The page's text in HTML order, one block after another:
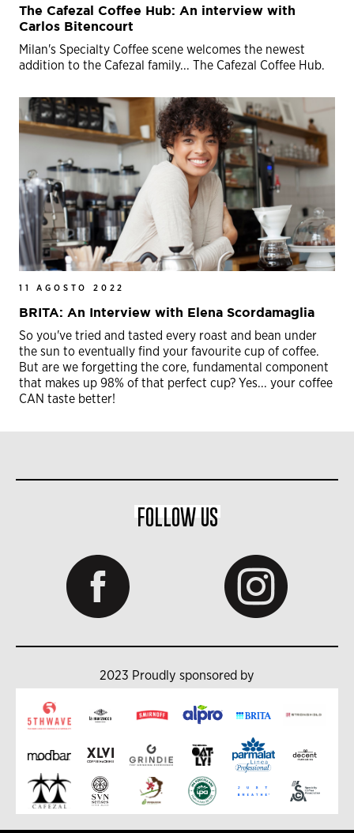
The Cafezal Coffee Hub: An interview with
Carlos Bitencourt
Milan's Specialty Coffee scene welcomes the newest
addition to the Cafezal family... The Cafezal Coffee Hub.
11 AGOSTO 2022
BRITA: An Interview with Elena Scordamaglia
So you've tried and tasted every roast and bean under
the sun to eventually find your favourite cup of coffee.
But are we forgetting the core, fundamental component
that makes up 98% of that perfect cup? Yes... your coffee
CAN taste better!
FOLLOW US
2023 Proudly sponsored by